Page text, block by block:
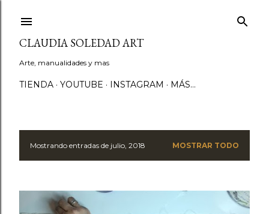
CLAUDIA SOLEDAD ART
Arte, manualidades y mas
TIENDA YOUTUBE INSTAGRAM MÁS…
EMostrando entradas de julio, 2018 MOSTRAR TODO